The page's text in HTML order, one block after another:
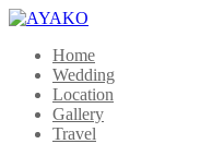
Home
Wedding
Location
Gallery
Travel